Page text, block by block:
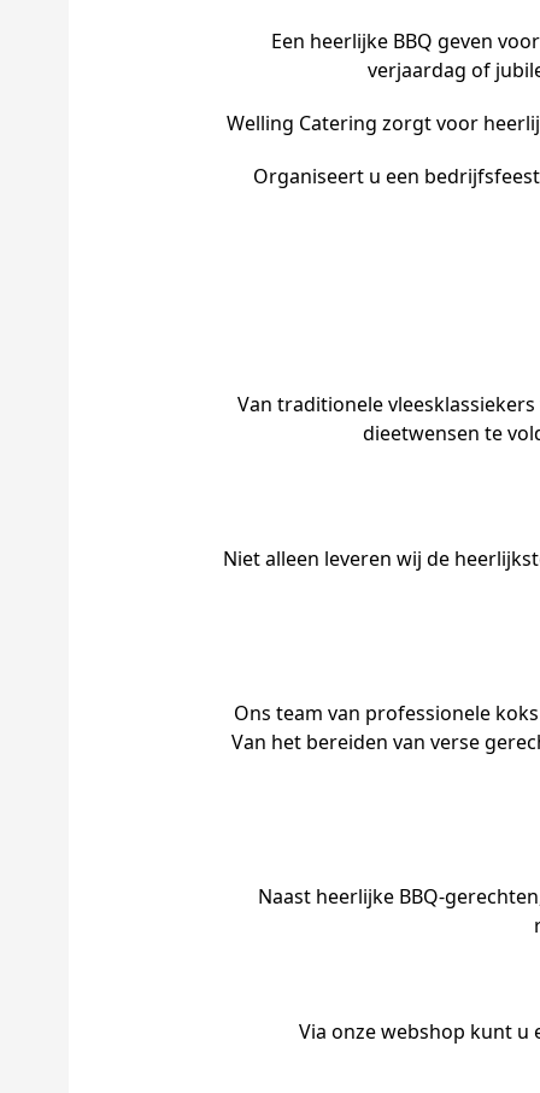
Een heerlijke BBQ geven
verjaardag of
Welling Catering zorgt voor
Organiseert u een
Van traditionele
dieetwensen te
Niet alleen leveren wij de
Ons team van professionele
Van het bereiden van verse
Naast heerlijke BBQ-
Via onze webshop kunt u